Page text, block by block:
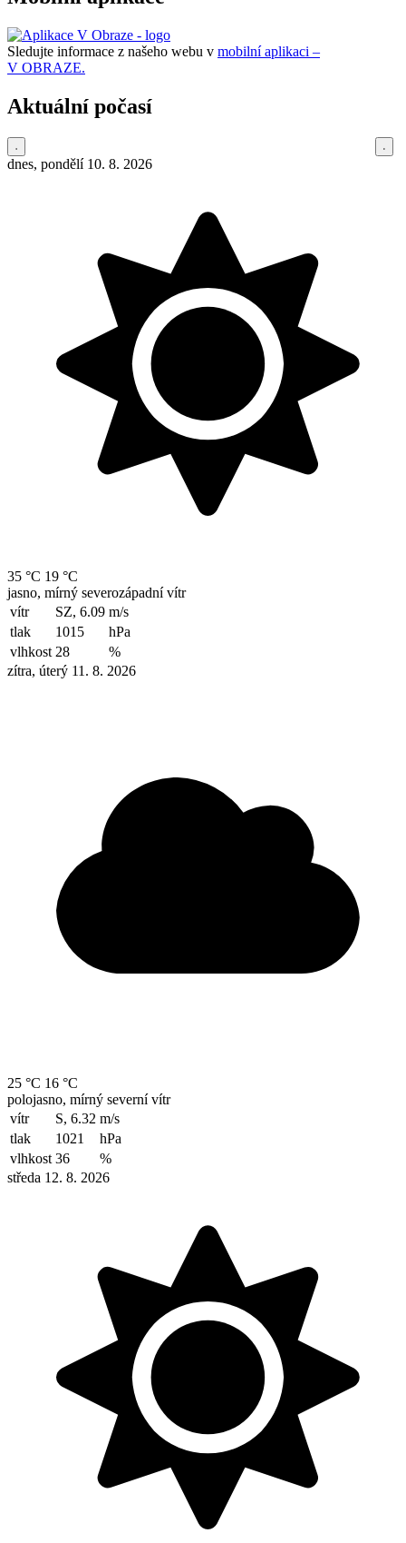
Sledujte informace z našeho webu v mobilní aplikaci –
V OBRAZE.
Aktuální počasí
dnes, pondělí 10. 8. 2026
35 °C 19 °C
jasno, mírný severozápadní vítr
vítr
SZ, 6.09 m/s
tlak
1015
hPa
vlhkost 28
%
zítra, úterý 11. 8. 2026
25 °C 16 °C
polojasno, mírný severní vítr
vítr
S, 6.32 m/s
tlak
1021
hPa
vlhkost 36
%
středa 12. 8. 2026